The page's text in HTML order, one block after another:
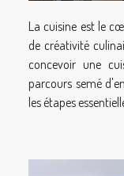
La cuisine est le
de créativité
concevoir une
parcours semé
les étapes